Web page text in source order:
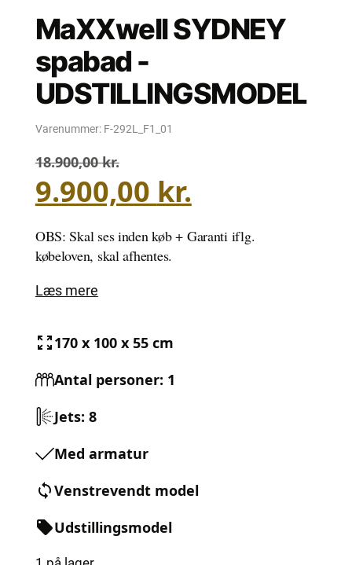
MaXXwell SYDNEY
spabad -
UDSTILLINGSMODEL
Varenummer: F-292L_F1_01
18.900,00kr.
Den
oprindelige
pris
18.900,00 kr..
9.900,00 kr.
Den
aktuelle
pris
9.900,00 kr..
OBS: Skal ses inden køb + Garanti iflg.
købeloven, skal afhentes.
Læs mere
170 x 100 x 55 cm
Antal personer: 1
Jets: 8
Med armatur
Venstrevendt model
Udstillingsmodel